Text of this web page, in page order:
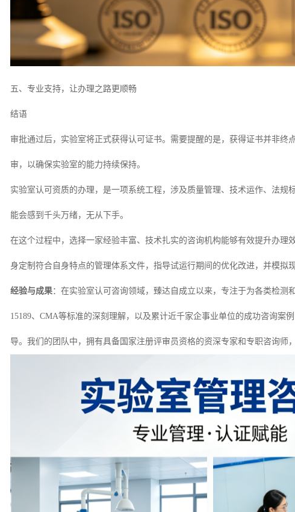
五、专业支持，让办理之路更顺畅
结语
审批通过后，实验室将正式获得认可证书。需要提醒的是，获得证书并非
审，以确保实验室的能力持续保持。
实验室认可资质的办理，是一项系统工程，涉及质量管理、技术运作、法规
能会感到千头万绪，无从下手。
在这个过程中，选择一家经验丰富、技术扎实的咨询机构能够有效提升办
身定制符合自身特点的管理体系文件，指导试运行期间的优化改进，并模拟
经验与成果：在实验室认可咨询领域，臻达自成立以来，专注于为各类检测
15189、CMA等标准的深刻理解，以及累计近千家企事业单位的成功咨询案
导。我们的团队中，拥有具备国家注册评审员资格的资深专家和专职咨询师